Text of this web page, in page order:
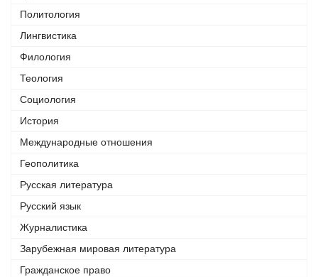
Политология
Лингвистика
Филология
Теология
Социология
История
Международные отношения
Геополитика
Русская литература
Русский язык
Журналистика
Зарубежная мировая литература
Гражданское право